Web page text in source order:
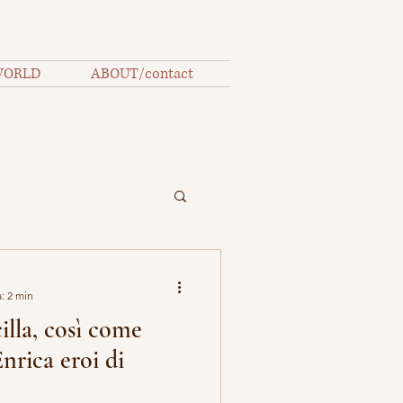
ABOUT/contact
così come
eroi di
2 min